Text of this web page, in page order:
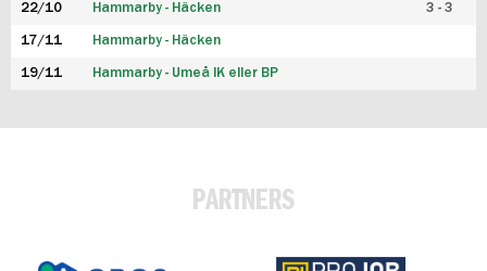
22/10 Hammarby - Häcken 3 - 3
17/11 Hammarby - Häcken
19/11 Hammarby - Umeå IK eller BP
PARTNERS